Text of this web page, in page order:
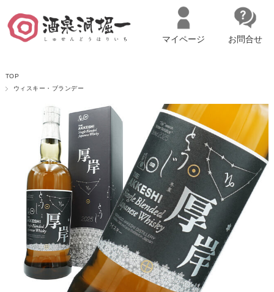
マイページ お問合せ
TOP
ウィスキー・ブランデー